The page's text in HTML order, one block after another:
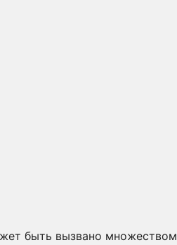
быть вызвано множеством